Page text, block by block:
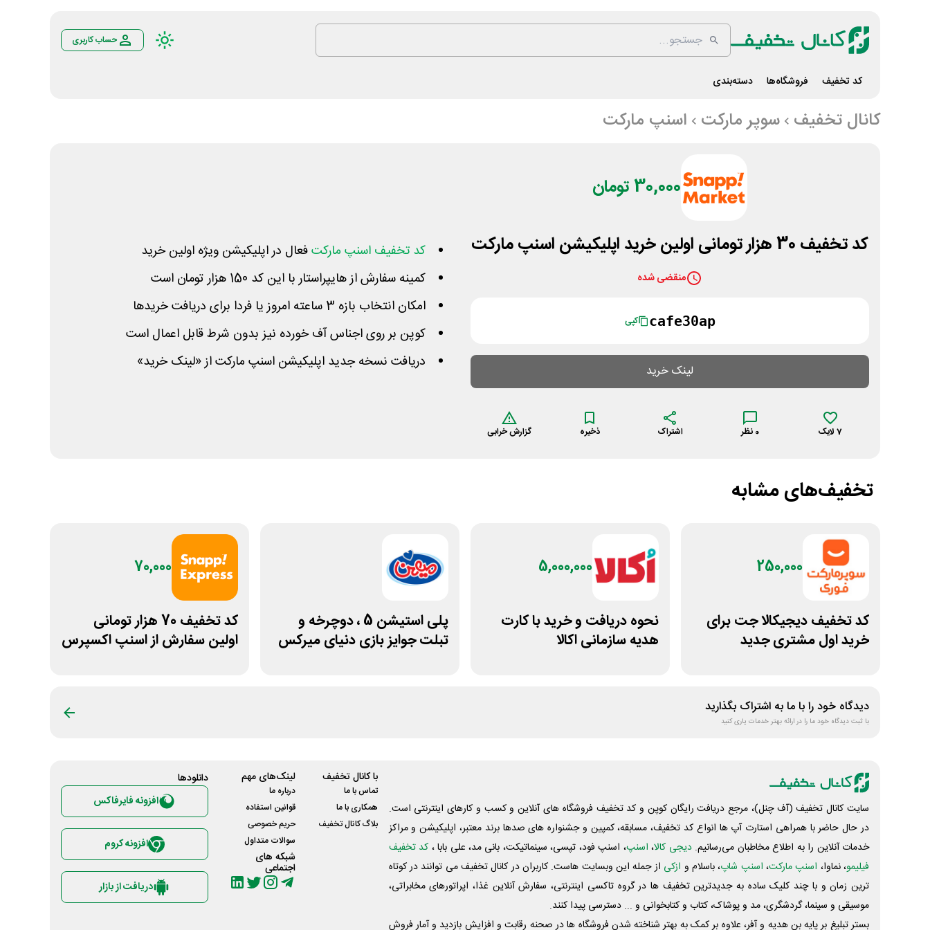
حساب کاربری
کد تخفیف فروشگاه‌ها دسته‌بندی
کانال تخفیف سوپر مارکت اسنپ مارکت
30,000 تومان
کد تخفیف 30 هزار تومانی اولین خرید اپلیکیشن اسنپ مارکت
منقضی شده
cafe30ap کپی
لینک خرید
7 لایک 0 نظر اشتراک ذخیره گزارش خرابی
کد تخفیف اسنپ مارکتفعال در اپلیکیشن ویژه اولین خرید
کمینه سفارش از هایپراستار با این کد 150 هزار تومان است
امکان انتخاب بازه 3 ساعته امروز یا فردا برای دریافت خریدها
کوپن بر روی اجناس آف خورده نیز بدون شرط قابل اعمال است
دریافت نسخه جدید اپلیکیشن اسنپ مارکت از «لینک خرید»
تخفیف‌های مشابه
250,000
کد تخفیف دیجیکالا جت برای
خرید اول مشتری جدید
5,000,000
نحوه دریافت و خرید با کارت
هدیه سازمانی اکالا
پلی استیشن 5 ، دوچرخه و
تبلت جوایز بازی دنیای میرکس
70,000
کد تخفیف 70 هزار تومانی
اولین سفارش از اسنپ اکسپرس
دیدگاه خود را با ما به اشتراک بگذارید
با ثبت دیدگاه خود ما را در ارائه بهتر خدمات یاری کنید
سایت کانال تخفیف (آف چنل)، مرجع دریافت رایگان کوپن و کد تخفیف فروشگاه های آنلاین و کسب و‌ کارهای اینترنتی است.
در حال حاضر با همراهی استارت آپ ها انواع کد تخفیف، مسابقه، کمپین و جشنواره های صدها برند معتبر، اپلیکیشن و مراکز
خدمات آنلاین را به اطلاع مخاطبان می‌رسانیم. دیجی کالا، اسنپ، اسنپ فود، تپسی، سینماتیکت، بانی مد، علی‌ بابا ، کد تخفیف
فیلیمو، نماوا، اسنپ مارکت، اسنپ شاپ، باسلام و ازکی از جمله این وبسایت ‌هاست. کاربران در کانال تخفیف می توانند در کوتاه
ترین زمان و با چند کلیک ساده به جدیدترین تخفیف ها در گروه تاکسی اینترنتی، سفارش آنلاین غذا، اپراتورهای مخابراتی،
موسیقی و سینما، گردشگری، مد و پوشاک، کتاب و کتابخوانی و ... دسترسی پیدا کنند.
بستر تبلیغ بر پایه بن هدیه و آفر، علاوه بر کمک به بهتر شناخته شدن فروشگاه ها در صحنه رقابت و افزایش بازدید و آمار فروش
با کانال تخفیف
تماس با ما
همکاری با ما
بلاگ کانال تخفیف
لینک‌های مهم
درباره ما
قوانین استفاده
حریم خصوصی
سوالات متداول
شبکه های
اجتماعی
دانلود‌ها
افزونه فایرفاکس
افزونه کروم
دریافت از بازار